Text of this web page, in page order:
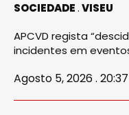
SOCIEDADE VISEU
APCVD regista
incidentes em
Agosto 5, 2026 . 20:37